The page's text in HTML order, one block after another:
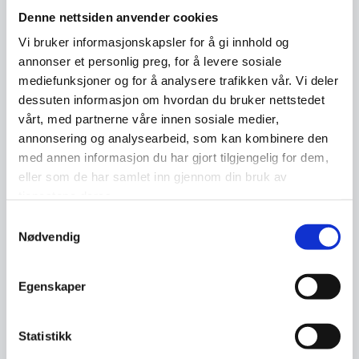
Denne nettsiden anvender cookies
Vi bruker informasjonskapsler for å gi innhold og
annonser et personlig preg, for å levere sosiale
mediefunksjoner og for å analysere trafikken vår. Vi deler
dessuten informasjon om hvordan du bruker nettstedet
vårt, med partnerne våre innen sosiale medier,
annonsering og analysearbeid, som kan kombinere den
med annen informasjon du har gjort tilgjengelig for dem,
eller som de har samlet inn gjennom din bruk av
Nødvendig
Egenskaper
Statistikk
Politikerne fikk en orientering om NorSIS av konstituert leder i
NorSIS, Karoline Tømte.
Økt behov for hjelp
Så langt i 2022 har NorSIS håndtert rundt 7500
henvendelser fra publikum.
–Vi erfarer at behovet for hjelp og veiledning
sakene som har kommet inn til NorSIS hittil i år
er omtrent 6000 av disse digital førstehjelp